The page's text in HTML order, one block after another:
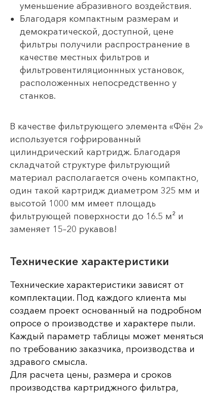
уменьшение абразивного воздействия.
Благодаря компактным размерам и
демократической, доступной, цене
фильтры получили распространение в
качестве местных фильтров и
фильтровентиляционнных установок,
расположенных непосредственно у
станков.
В качестве фильтрующего элемента «Фён 2»
используется гофрированный
цилиндрический картридж. Благодаря
складчатой структуре фильтрующий
материал располагается очень компактно,
один такой картридж диаметром 325 мм и
высотой 1000 мм имеет площадь
фильтрующей поверхности до 16.5 м² и
заменяет 15–20 рукавов!
Технические характеристики
Технические характеристики зависят от
комплектации. Под каждого клиента мы
создаем проект основанный на подробном
опросе о производстве и характере пыли.
Каждый параметр таблицы может меняться
по требованию заказчика, производства и
здравого смысла.
Для расчета цены, размера и сроков
производства картриджного фильтра,